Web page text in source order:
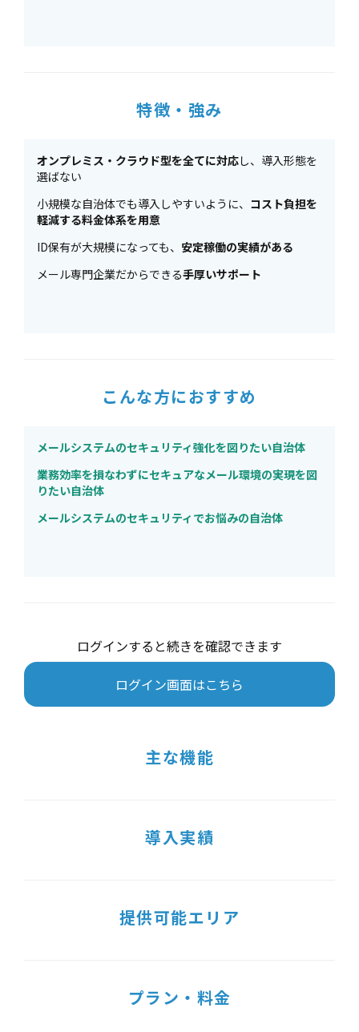
特徴・強み
オンプレミス・クラウド型を全てに対応し、導入形態を
選ばない
小規模な自治体でも導入しやすいように、 コスト負担を
軽減する料金体系を用意
ID保有が大規模になっても、 安定稼働の実績がある
メール専門企業だからできる手厚いサポート
こんな方におすすめ
メールシステムのセキュリティ強化を図りたい自治体
業務効率を損なわずにセキュアなメール環境の実現を図
りたい自治体
メールシステムのセキュリティでお悩みの自治体
ログインすると続きを確認できます
ログイン画面はこちら
主な機能
導入実績
提供可能エリア
プラン・料金